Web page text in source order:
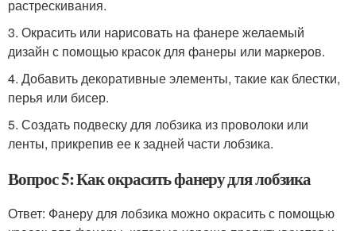
растрескивания.
3. Окрасить или нарисовать на фанере желаемый
дизайн с помощью красок для фанеры или маркеров.
4. Добавить декоративные элементы, такие как блестки,
перья или бисер.
5. Создать подвеску для лобзика из проволоки или
ленты, прикрепив ее к задней части лобзика.
Вопрос 5: Как окрасить фанеру для лобзика
Ответ: Фанеру для лобзика можно окрасить с помощью